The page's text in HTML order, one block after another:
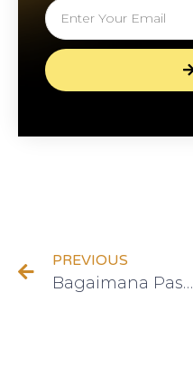
PREVIOUS
Bagaimana Pasar Modal Bisa Membantu Anda Mencapai Kebebasan Finansial?